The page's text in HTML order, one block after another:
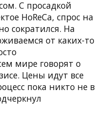
С просадкой
HoReCa, спрос на
сократился. На
от каких-то
мире говорят о
Цены идут все
пока никто не в